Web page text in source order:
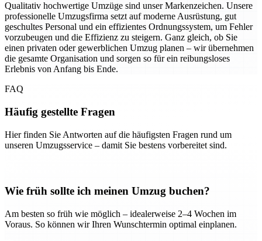
Qualitativ hochwertige Umzüge sind unser Markenzeichen. Unsere
professionelle Umzugsfirma setzt auf moderne Ausrüstung, gut
geschultes Personal und ein effizientes Ordnungssystem, um Fehler
vorzubeugen und die Effizienz zu steigern. Ganz gleich, ob Sie
einen privaten oder gewerblichen Umzug planen – wir übernehmen
die gesamte Organisation und sorgen so für ein reibungsloses
Erlebnis von Anfang bis Ende.
FAQ
Häufig gestellte Fragen
Hier finden Sie Antworten auf die häufigsten Fragen rund um
unseren Umzugsservice – damit Sie bestens vorbereitet sind.
Wie früh sollte ich meinen Umzug buchen?
Am besten so früh wie möglich – idealerweise 2–4 Wochen im
Voraus. So können wir Ihren Wunschtermin optimal einplanen.